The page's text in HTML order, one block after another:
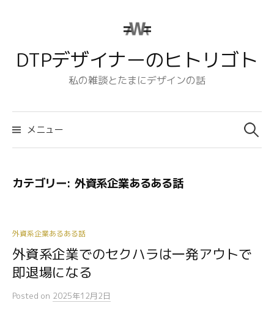
ン
キ
DTPデザイナーのヒトリゴト
私の雑談とたまにデザインの話
メニュー
検
索:
カテゴリー: 外資系企業あるある話
外資系企業あるある話
外資系企業でのセクハラは一発アウトで
即退場になる
Posted on 2025年12月2日